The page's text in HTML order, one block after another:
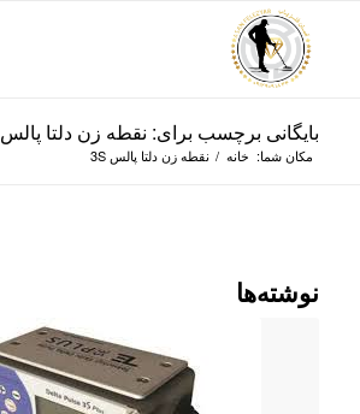
بایگانی برچسب برای: نقطه زن دلتا پالس 3S
مکان شما: خانه / نقطه زن دلتا پالس 3S
نوشته‌ها